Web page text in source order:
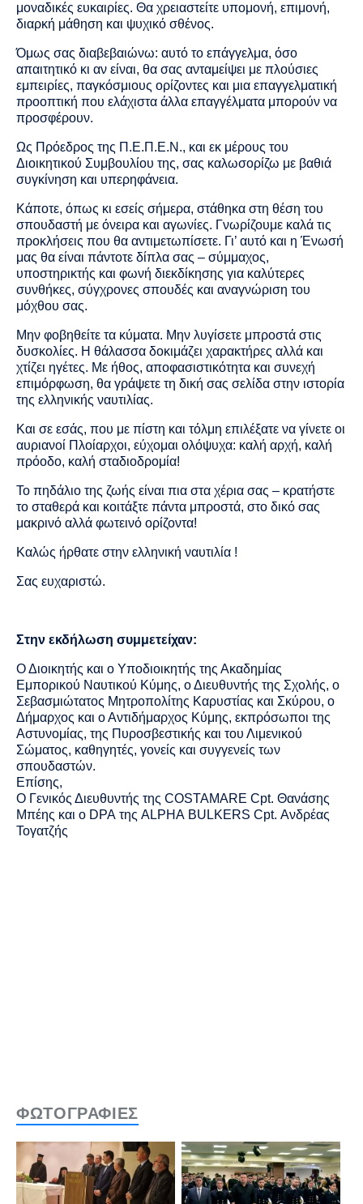
μοναδικές ευκαιρίες. Θα χρειαστείτε υπομονή, επιμονή,
διαρκή μάθηση και ψυχικό σθένος.
Όμως σας διαβεβαιώνω: αυτό το επάγγελμα, όσο
απαιτητικό κι αν είναι, θα σας ανταμείψει με πλούσιες
εμπειρίες, παγκόσμιους ορίζοντες και μια επαγγελματική
προοπτική που ελάχιστα άλλα επαγγέλματα μπορούν να
προσφέρουν.
Ως Πρόεδρος της Π.Ε.Π.Ε.Ν., και εκ μέρους του
Διοικητικού Συμβουλίου της, σας καλωσορίζω με βαθιά
συγκίνηση και υπερηφάνεια.
Κάποτε, όπως κι εσείς σήμερα, στάθηκα στη θέση του
σπουδαστή με όνειρα και αγωνίες. Γνωρίζουμε καλά τις
προκλήσεις που θα αντιμετωπίσετε. Γι’ αυτό και η Ένωσή
μας θα είναι πάντοτε δίπλα σας – σύμμαχος,
υποστηρικτής και φωνή διεκδίκησης για καλύτερες
συνθήκες, σύγχρονες σπουδές και αναγνώριση του
μόχθου σας.
Μην φοβηθείτε τα κύματα. Μην λυγίσετε μπροστά στις
δυσκολίες. Η θάλασσα δοκιμάζει χαρακτήρες αλλά και
χτίζει ηγέτες. Με ήθος, αποφασιστικότητα και συνεχή
επιμόρφωση, θα γράψετε τη δική σας σελίδα στην ιστορία
της ελληνικής ναυτιλίας.
Και σε εσάς, που με πίστη και τόλμη επιλέξατε να γίνετε οι
αυριανοί Πλοίαρχοι, εύχομαι ολόψυχα: καλή αρχή, καλή
πρόοδο, καλή σταδιοδρομία!
Το πηδάλιο της ζωής είναι πια στα χέρια σας – κρατήστε
το σταθερά και κοιτάξτε πάντα μπροστά, στο δικό σας
μακρινό αλλά φωτεινό ορίζοντα!
Καλώς ήρθατε στην ελληνική ναυτιλία !
Σας ευχαριστώ.
Στην εκδήλωση συμμετείχαν:
Ο Διοικητής και ο Υποδιοικητής της Ακαδημίας
Εμπορικού Ναυτικού Κύμης, ο Διευθυντής της Σχολής, ο
Σεβασμιώτατος Μητροπολίτης Καρυστίας και Σκύρου, ο
Δήμαρχος και ο Αντιδήμαρχος Κύμης, εκπρόσωποι της
Αστυνομίας, της Πυροσβεστικής και του Λιμενικού
Σώματος, καθηγητές, γονείς και συγγενείς των
σπουδαστών.
Επίσης,
Ο Γενικός Διευθυντής της COSTAMARE Cpt. Θανάσης
Μπέης και ο DPA της ALPHA BULKERS Cpt. Ανδρέας
Τογατζής
ΦΩΤΟΓΡΑΦΙΕΣ